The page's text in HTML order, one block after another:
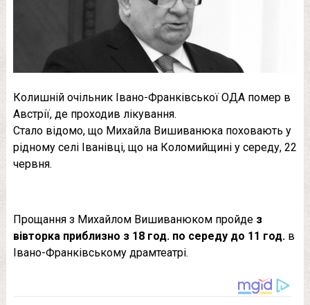
Колишній очільник Івано-Франківської ОДА помер в
Австрії, де проходив лікування.
Стало відомо, що Михайла Вишиванюка поховають у
рідному селі Іванівці, що на Коломийщині у середу, 22
червня.
Прощання з Михайлом Вишиванюком пройде з
вівторка приблизно з 18 год. по середу до 11 год.в
Івано-Франківському драмтеатрі.